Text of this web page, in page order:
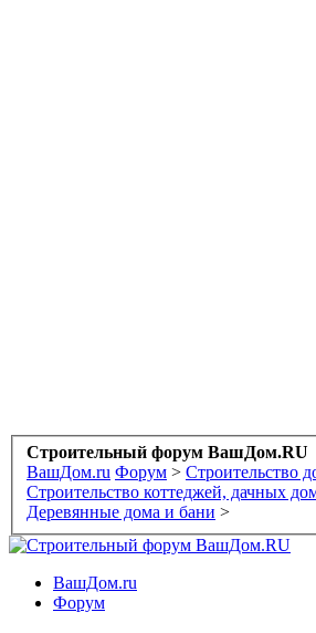
Строительный форум ВашДом.RU
ВашДом.ru Форум > Строительство
Строительство коттеджей, дачных
Деревянные дома и бани >
ВашДом.ru
Форум